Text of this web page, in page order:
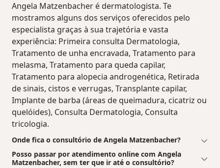
Angela Matzenbacher é dermatologista. Te
mostramos alguns dos serviços oferecidos pelo
especialista graças à sua trajetória e vasta
experiência: Primeira consulta Dermatologia,
Tratamento de unha encravada, Tratamento para
melasma, Tratamento para queda capilar,
Tratamento para alopecia androgenética, Retirada
de sinais, cistos e verrugas, Transplante capilar,
Implante de barba (áreas de queimadura, cicatriz ou
quelóides), Consulta Dermatologia, Consulta
tricologia.
Onde fica o consultório de Angela Matzenbacher?
Posso passar por atendimento online com Angela
Matzenbacher, sem ter que ir até o consultório?